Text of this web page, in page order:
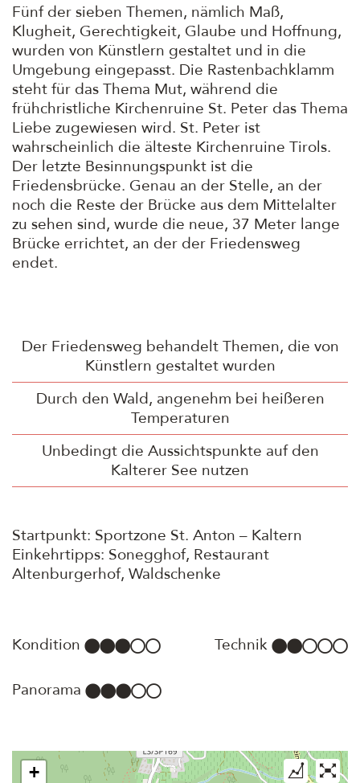
Fünf der sieben Themen, nämlich Maß,
Klugheit, Gerechtigkeit, Glaube und Hoffnung,
wurden von Künstlern gestaltet und in die
Umgebung eingepasst. Die Rastenbachklamm
steht für das Thema Mut, während die
frühchristliche Kirchenruine St. Peter das Thema
Liebe zugewiesen wird. St. Peter ist
wahrscheinlich die älteste Kirchenruine Tirols.
Der letzte Besinnungspunkt ist die
Friedensbrücke. Genau an der Stelle, an der
noch die Reste der Brücke aus dem Mittelalter
zu sehen sind, wurde die neue, 37 Meter lange
Brücke errichtet, an der der Friedensweg
endet.
Der Friedensweg behandelt Themen, die von
Künstlern gestaltet wurden
Durch den Wald, angenehm bei heißeren
Temperaturen
Unbedingt die Aussichtspunkte auf den
Kalterer See nutzen
Startpunkt: Sportzone St. Anton – Kaltern
Einkehrtipps: Sonegghof, Restaurant
Altenburgerhof, Waldschenke
Kondition Technik
Panorama
+